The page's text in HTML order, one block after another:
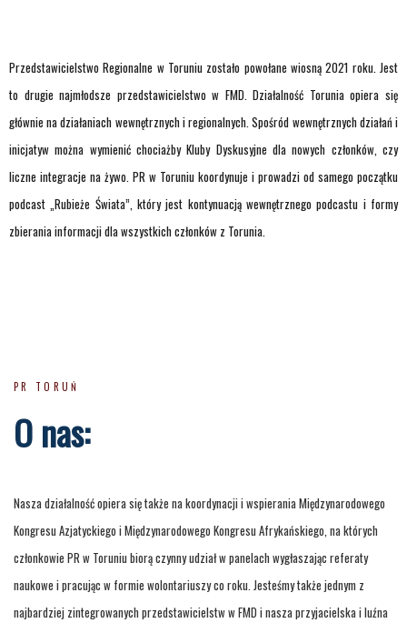
Przedstawicielstwo Regionalne w Toruniu zostało powołane wiosną 2021 roku. Jest
to drugie najmłodsze przedstawicielstwo w FMD. Działalność Torunia opiera się
głównie na działaniach wewnętrznych i regionalnych. Spośród wewnętrznych działań i
inicjatyw można wymienić chociażby Kluby Dyskusyjne dla nowych członków, czy
liczne integracje na żywo. PR w Toruniu koordynuje i prowadzi od samego początku
podcast „Rubieże Świata”, który jest kontynuacją wewnętrznego podcastu i formy
zbierania informacji dla wszystkich członków z Torunia.
PR TORUŃ
O nas:
Nasza działalność opiera się także na koordynacji i wspierania Międzynarodowego
Kongresu Azjatyckiego i Międzynarodowego Kongresu Afrykańskiego, na których
członkowie PR w Toruniu biorą czynny udział w panelach wygłaszając referaty
naukowe i pracując w formie wolontariuszy co roku. Jesteśmy także jednym z
najbardziej zintegrowanych przedstawicielstw w FMD i nasza przyjacielska i luźna